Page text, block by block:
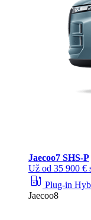
Jaecoo7 SHS-P
Už od 35 900 €
ev_station Plug-in
Jaecoo8